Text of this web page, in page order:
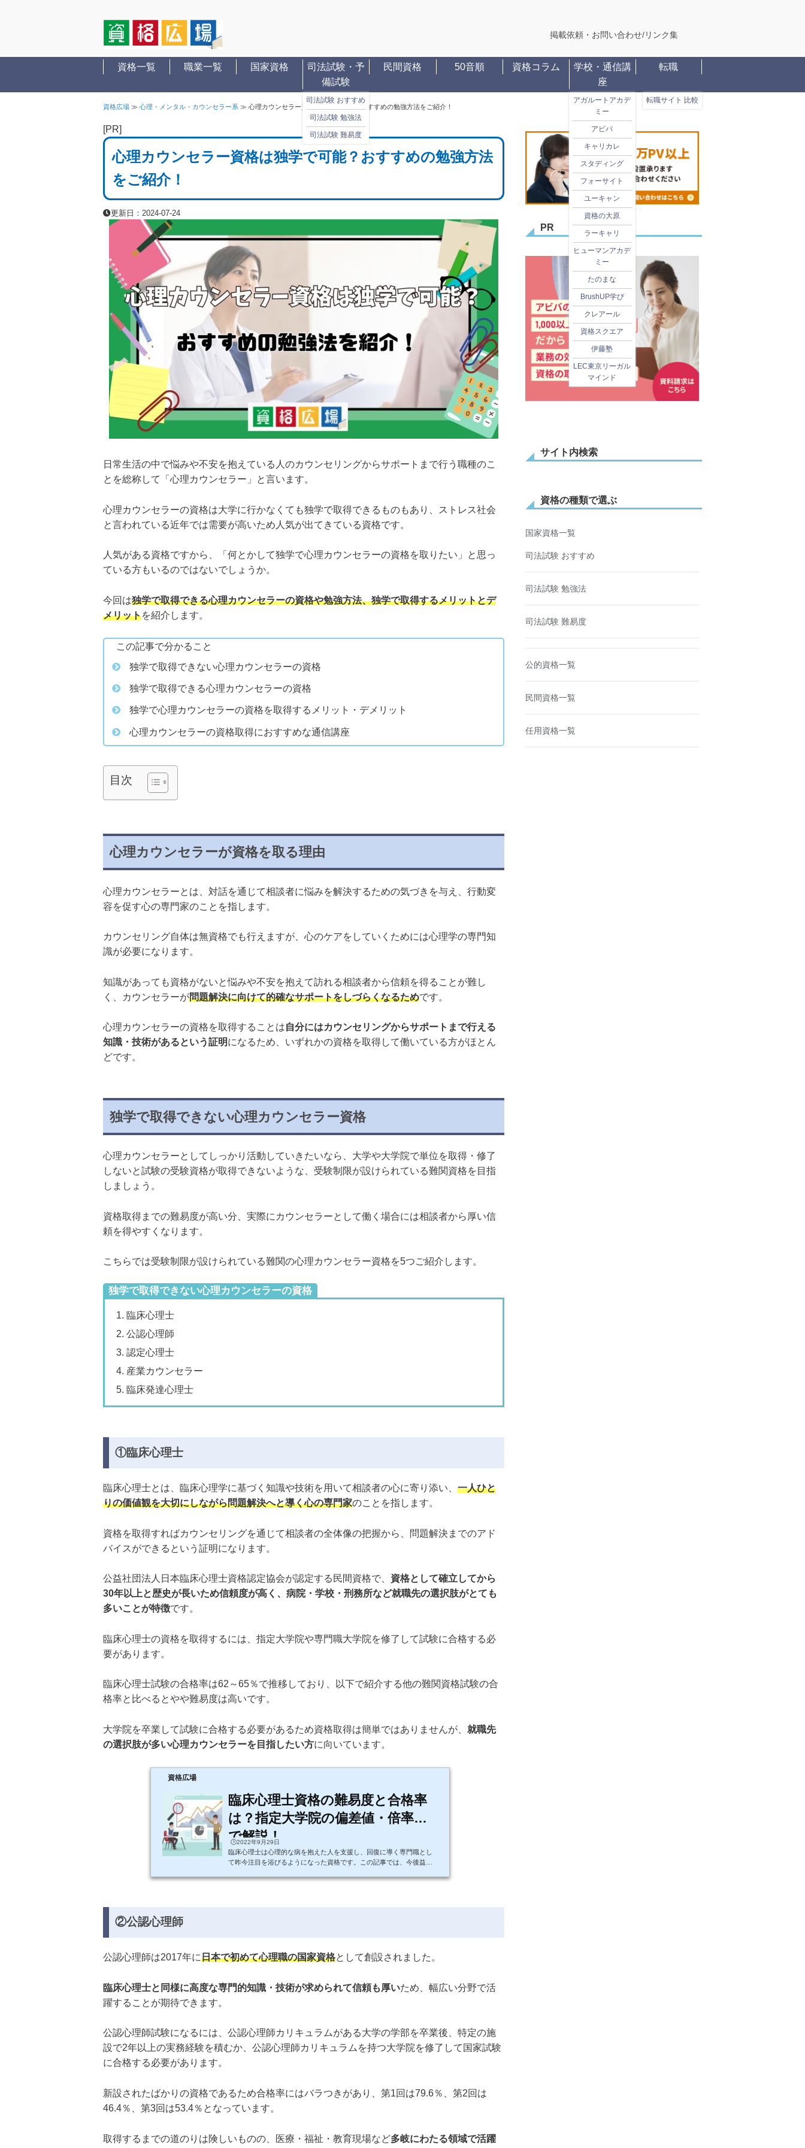
掲載依頼・お問い合わせ/リンク集
資格一覧 職業一覧 国家資格
司法試験・予
備試験
司法試験 おすすめ
司法試験 勉強法
司法試験 難易度
民間資格 50音順 資格コラム
学校・通信講
座
アガルートアカデ
ミー
アビバ
キャリカレ
スタディング
フォーサイト
ユーキャン
資格の大原
ラーキャリ
ヒューマンアカデ
ミー
たのまな
BrushUP学び
クレアール
資格スクエア
伊藤塾
LEC東京リーガル
マインド
転職
転職サイト 比較
資格広場 ≫ 心理・メンタル・カウンセラー系 ≫ 心理カウンセラー資格は独学で可能？おすすめの勉強方法をご紹介！
[PR]
心理カウンセラー資格は独学で可能？おすすめの勉強方法
をご紹介！
更新日：2024-07-24
日常生活の中で悩みや不安を抱えている人のカウンセリングからサポートまで行う職種のこ
とを総称して「心理カウンセラー」と言います。
心理カウンセラーの資格は大学に行かなくても独学で取得できるものもあり、ストレス社会
と言われている近年では需要が高いため人気が出てきている資格です。
人気がある資格ですから、「何とかして独学で心理カウンセラーの資格を取りたい」と思っ
ている方もいるのではないでしょうか。
今回は独学で取得できる心理カウンセラーの資格や勉強方法、独学で取得するメリットとデ
メリットを紹介します。
この記事で分かること
独学で取得できない心理カウンセラーの資格
独学で取得できる心理カウンセラーの資格
独学で心理カウンセラーの資格を取得するメリット・デメリット
心理カウンセラーの資格取得におすすめな通信講座
目次
心理カウンセラーが資格を取る理由
心理カウンセラーとは、対話を通じて相談者に悩みを解決するための気づきを与え、行動変
容を促す心の専門家のことを指します。
カウンセリング自体は無資格でも行えますが、心のケアをしていくためには心理学の専門知
識が必要になります。
知識があっても資格がないと悩みや不安を抱えて訪れる相談者から信頼を得ることが難し
く、カウンセラーが問題解決に向けて的確なサポートをしづらくなるためです。
心理カウンセラーの資格を取得することは自分にはカウンセリングからサポートまで行える
知識・技術があるという証明になるため、いずれかの資格を取得して働いている方がほとん
どです。
独学で取得できない心理カウンセラー資格
心理カウンセラーとしてしっかり活動していきたいなら、大学や大学院で単位を取得・修了
しないと試験の受験資格が取得できないような、受験制限が設けられている難関資格を目指
しましょう。
資格取得までの難易度が高い分、実際にカウンセラーとして働く場合には相談者から厚い信
頼を得やすくなります。
こちらでは受験制限が設けられている難関の心理カウンセラー資格を5つご紹介します。
独学で取得できない心理カウンセラーの資格
臨床心理士
公認心理師
認定心理士
産業カウンセラー
臨床発達心理士
①臨床心理士
臨床心理士とは、臨床心理学に基づく知識や技術を用いて相談者の心に寄り添い、 一人ひと
りの価値観を大切にしながら問題解決へと導く心の専門家のことを指します。
資格を取得すればカウンセリングを通じて相談者の全体像の把握から、問題解決までのアド
バイスができるという証明になります。
公益社団法人日本臨床心理士資格認定協会が認定する民間資格で、 資格として確立してから
30年以上と歴史が長いため信頼度が高く、病院・学校・刑務所など就職先の選択肢がとても
多いことが特徴です。
臨床心理士の資格を取得するには、指定大学院や専門職大学院を修了して試験に合格する必
要があります。
臨床心理士試験の合格率は62～65％で推移しており、以下で紹介する他の難関資格試験の合
格率と比べるとやや難易度は高いです。
大学院を卒業して試験に合格する必要があるため資格取得は簡単ではありませんが、 就職先
の選択肢が多い心理カウンセラーを目指したい方に向いています。
資格広場
臨床心理士資格の難易度と合格率
は？指定大学院の偏差値・倍率ま
で解説！
🕒️2022年9月29日
臨床心理士は心理的な病を抱えた人を支援し、回復に導く専門職とし
て昨今注目を浴びるようになった資格です。この記事では、今後益々
取得までのステップや試験の合格率、合格難易度について解説しま
②公認心理師
公認心理師は2017年に日本で初めて心理職の国家資格として創設されました。
臨床心理士と同様に高度な専門的知識・技術が求められて信頼も厚いため、幅広い分野で活
躍することが期待できます。
公認心理師試験になるには、公認心理師カリキュラムがある大学の学部を卒業後、特定の施
設で2年以上の実務経験を積むか、公認心理師カリキュラムを持つ大学院を修了して国家試験
に合格する必要があります。
新設されたばかりの資格であるため合格率にはバラつきがあり、第1回は79.6％、第2回は
46.4％、第3回は53.4％となっています。
取得するまでの道のりは険しいものの、医療・福祉・教育現場など多岐にわたる領域で活躍
PR
サイト内検索
資格の種類で選ぶ
国家資格一覧
司法試験 おすすめ
司法試験 勉強法
司法試験 難易度
公的資格一覧
民間資格一覧
任用資格一覧